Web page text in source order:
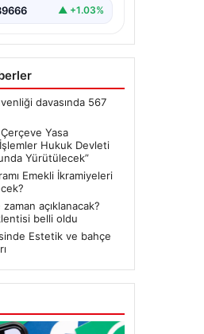
▲ +1.03%
davasında 567
Yasa
İşlemler Hukuk Devleti
Yürütülecek”
Emekli İkramiyeleri
açıklanacak?
belli oldu
Estetik ve bahçe